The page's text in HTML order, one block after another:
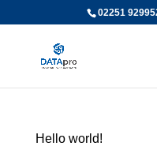
02251
Hello world!